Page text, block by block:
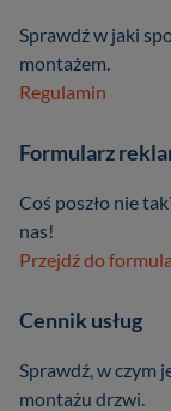
Sprawdź w jaki
montażem.
Regulamin
Formularz
Coś poszło nie
nas!
Przejdź do
Cennik usług
Sprawdź, w czym
montażu drzwi.